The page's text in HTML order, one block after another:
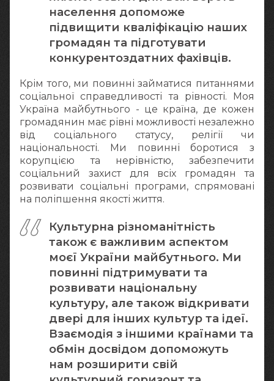
населення допоможе
підвищити кваліфікацію наших
громадян та підготувати
конкурентоздатних фахівців.
Крім того, ми повинні займатися питаннями
соціальної справедливості та рівності. Моя
Україна майбутнього - це країна, де кожен
громадянин має рівні можливості незалежно
від соціального статусу, релігії чи
національності. Ми повинні боротися з
корупцією та нерівністю, забезпечити
соціальний захист для всіх громадян та
розвивати соціальні програми, спрямовані
на поліпшення якості життя.
Культурна різноманітність
також є важливим аспектом
моєї України майбутнього. Ми
повинні підтримувати та
розвивати національну
культуру, але також відкривати
двері для інших культур та ідеї.
Взаємодія з іншими країнами та
обмін досвідом допоможуть
нам розширити свій